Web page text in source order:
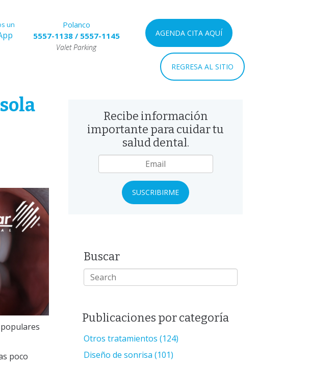
un
Polanco
5557-1138/ 5557-1145
Valet Parking
AGENDA CITA AQUÍ
REGRESA AL SITIO
poco
Recibe información
importante para cuidar tu
salud dental.
Buscar
Publicaciones por categoría
Otros tratamientos(124)
Diseño de sonrisa(101)